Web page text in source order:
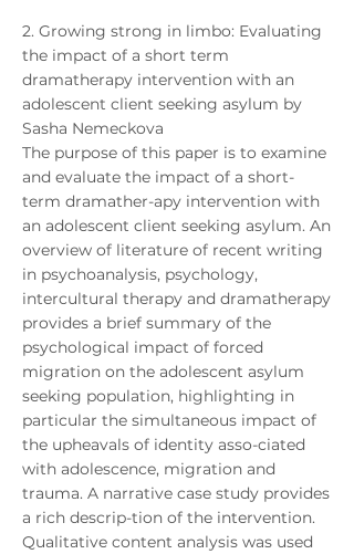
2. Growing strong in limbo: Evaluating
the impact of a short term
dramatherapy intervention with an
adolescent client seeking asylum by
Sasha Nemeckova
The purpose of this paper is to examine
and evaluate the impact of a short-
term dramather-apy intervention with
an adolescent client seeking asylum. An
overview of literature of recent writing
in psychoanalysis, psychology,
intercultural therapy and dramatherapy
provides a brief summary of the
psychological impact of forced
migration on the adolescent asylum
seeking population, highlighting in
particular the simultaneous impact of
the upheavals of identity asso-ciated
with adolescence, migration and
trauma. A narrative case study provides
a rich descrip-tion of the intervention.
Qualitative content analysis was used